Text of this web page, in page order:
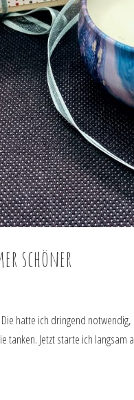
schöner
hatte ich dringend
tanken. Jetzt starte ich